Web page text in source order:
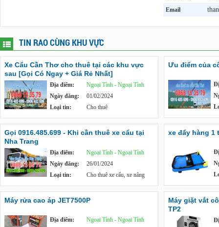
Email
TIN RAO CÙNG KHU VỰC
Xe Cẩu Cần Thơ cho thuê tại các khu vực
sau [Gọi Có Ngay + Giá Rẻ Nhất]
Địa điểm:
Ngoại Tỉnh - Ngoại Tỉnh
Ngày đăng:
01/02/2024
Loại tin:
Cho thuê
Ưu điểm của
Gọi 0916.485.699 - Khi cần thuê xe cẩu tại
Nha Trang
Địa điểm:
Ngoại Tỉnh - Ngoại Tỉnh
Ngày đăng:
26/01/2024
Loại tin:
Cho thuê xe cẩu, xe nâng
xe đẩy hàng 1
Máy rửa cao áp JET7500P
Địa điểm:
Ngoại Tỉnh - Ngoại Tỉnh
Máy giặt vắt
TP2